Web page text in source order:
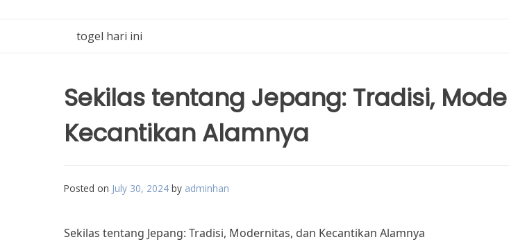
togel hari ini
Sekilas tentang Jepang: Tradisi,
Kecantikan Alamnya
Posted on July 30, 2024 by adminhan
Sekilas tentang Jepang: Tradisi, Modernitas, dan Kecantikan Alamnya